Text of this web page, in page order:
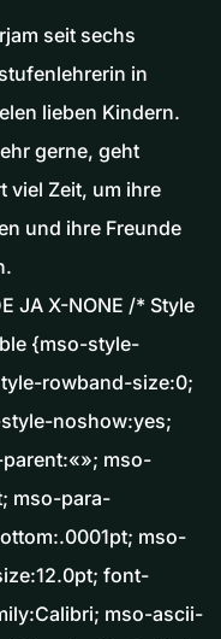
seit sechs
in
lieben Kindern.
gerne, geht
viel Zeit, um ihre
und ihre Freunde
JA X-NONE /* Style
{mso-style-
rowband-size:0;
noshow:yes;
mso-
mso-para-
mso-
font-
mso-ascii-